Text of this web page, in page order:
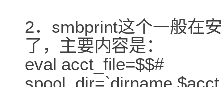
2．smbprint这个一般在
了，主要内容是：
eval acct_file=$$#
spool_dir=`dirname